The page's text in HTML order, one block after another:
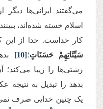
می‌گفتند ایرانی‌ها دیگر
اسلام خسته شده‌اند،
کار خداست. خدا از
سَيِّئَاتِهِمْ حَسَنَاتٍ؛[10]
زشتی‌ها را زیبا می‌کند؛
بدهد را تبدیل به
یک چنین خدایی صرف